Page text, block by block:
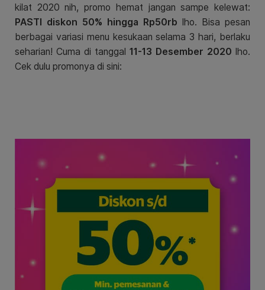
kilat 2020 nih, promo hemat jangan sampe kelewat:
PASTI diskon 50% hingga Rp50rb lho. Bisa pesan
berbagai variasi menu kesukaan selama 3 hari, berlaku
seharian! Cuma di tanggal 11-13 Desember 2020 lho.
Cek dulu promonya di sini: